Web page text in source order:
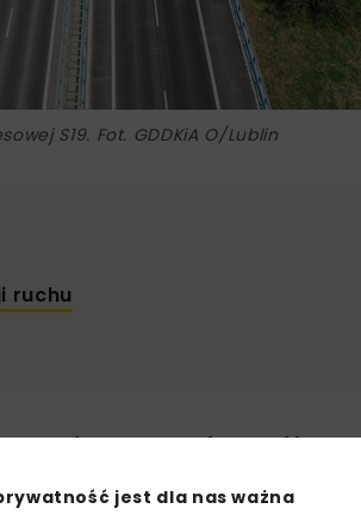
S19. Fot. GDDKiA O/Lublin
ruchu
organizacji
pozwolenie na użytkowanie
jest dla nas ważna